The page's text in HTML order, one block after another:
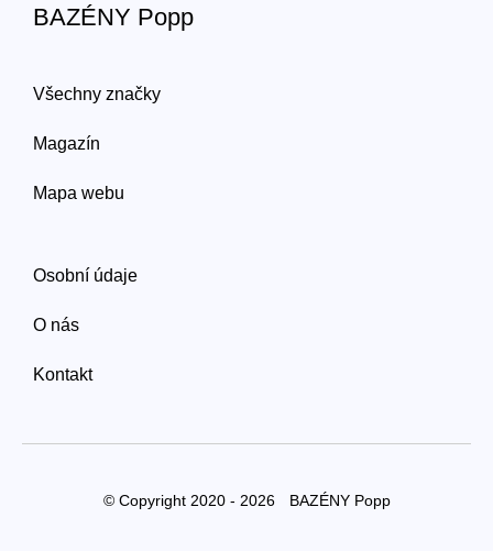
BAZÉNY Popp
Všechny značky
Magazín
Mapa webu
Osobní údaje
O nás
Kontakt
© Copyright 2020 - 2026 BAZÉNY Popp